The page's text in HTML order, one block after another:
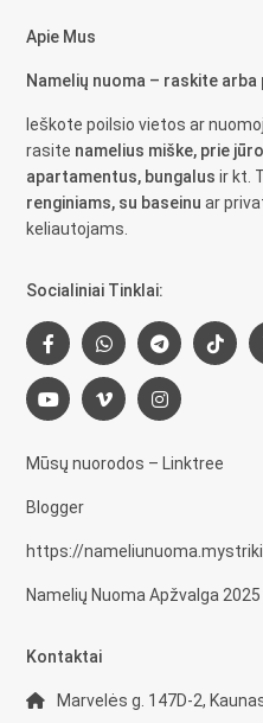
Apie Mus
Namelių nuoma – raskite
Ieškote poilsio vietos ar
rasite namelius miške, prie
apartamentus, bungalus ir kt.
renginiams, su baseinu ar
keliautojams.
Socialiniai Tinklai:
Mūsų nuorodos – Linktree
Blogger
https://
Namelių Nuoma Apžvalga 2025
Kontaktai
Marvelės g. 147D-2,